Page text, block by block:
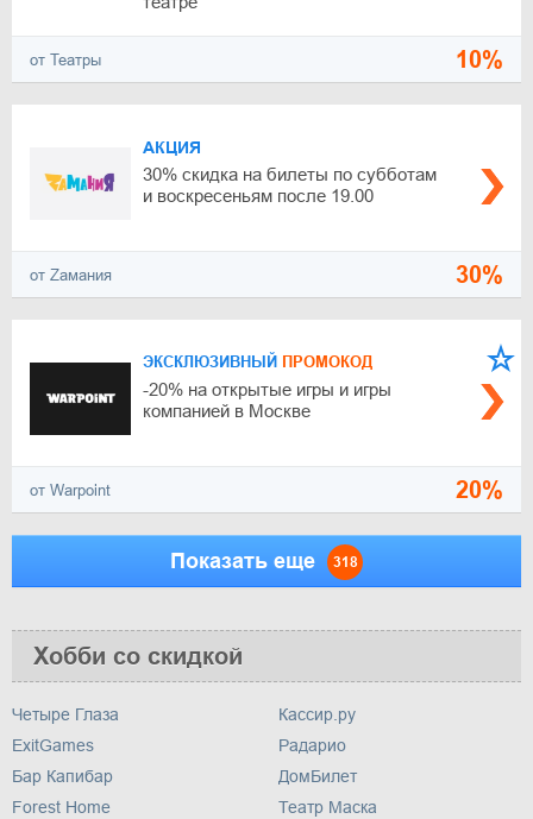
от Театры 10%
АКЦИЯ
30% скидка на билеты по субботам
и воскресеньям после 19.00
от Zамания 30%
ЭКСКЛЮЗИВНЫЙ ПРОМОКОД
-20% на открытые игры и игры
компанией в Москве
от Warpoint 20%
Показать еще 318
Хобби со скидкой
Четыре Глаза
ExitGames
Бар Капибар
Forest Home
Кассир.ру
Радарио
ДомБилет
Театр Маска